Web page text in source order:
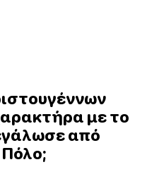
με το
από
Πόλο;